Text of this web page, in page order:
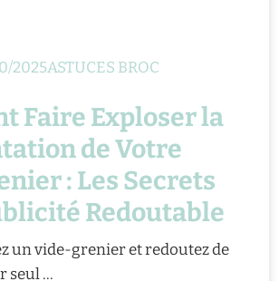
2025ASTUCES BROC
Faire Exploser la
de Votre
: Les Secrets
Redoutable
un vide-grenier et redoutez de
seul …